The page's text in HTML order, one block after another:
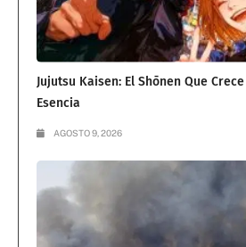
Jujutsu Kaisen: El Shōnen Que
Esencia
AGOSTO 9, 2026